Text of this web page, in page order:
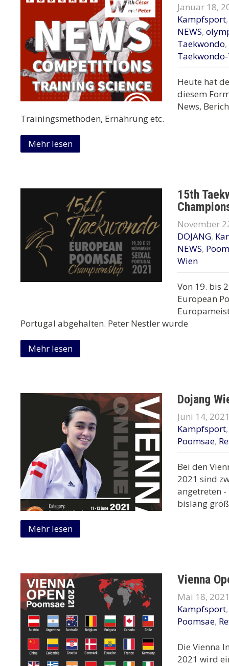
Januar 18,
Kampfsport
NEWS,
Taekwondo,
Heute hat
diesem
News,
Trainingsmethoden, Ernährung etc.
Mehr lesen
15th
November
DOJANG,
NEWS,
Wien
Von 19. bis
European
Portugal abgehalten. Peter Nestler wurde
Mehr lesen
Dojang
Juni 14,
Kampfsport
Poomsae,
Bei den
2021 sind
angetreten -
bislang
Mehr lesen
Vienna
Mai 18,
Kampfsport
Poomsae,
Die Vienna
2021 wird